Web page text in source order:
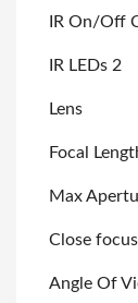
IR On/Off
IR LEDs 2
Lens
Focal
Max
Close
Angle Of